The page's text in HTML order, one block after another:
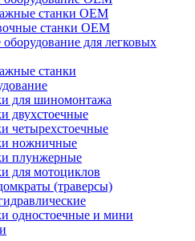
станки ОЕМ
станки ОЕМ
для легковых
станки
для шиномонтажа
двухстоечные
четырехстоечные
ножничные
плунжерные
для мотоциклов
(траверсы)
одностоечные и мини